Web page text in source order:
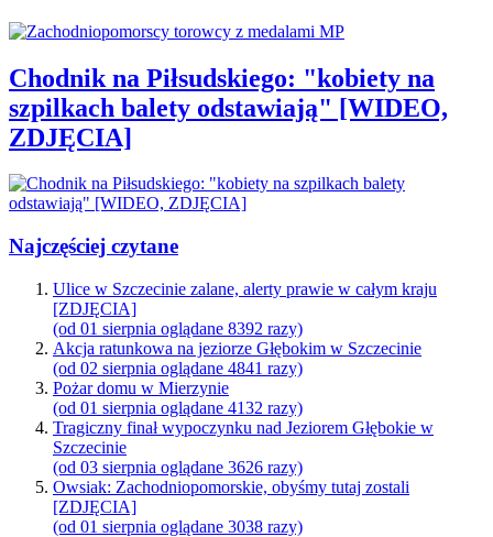
Chodnik na Piłsudskiego: "kobiety na
szpilkach balety odstawiają" [WIDEO,
ZDJĘCIA]
Najczęściej czytane
Ulice w Szczecinie zalane, alerty prawie w całym kraju
[ZDJĘCIA]
(od 01 sierpnia oglądane 8392 razy)
Akcja ratunkowa na jeziorze Głębokim w Szczecinie
(od 02 sierpnia oglądane 4841 razy)
Pożar domu w Mierzynie
(od 01 sierpnia oglądane 4132 razy)
Tragiczny finał wypoczynku nad Jeziorem Głębokie w
Szczecinie
(od 03 sierpnia oglądane 3626 razy)
Owsiak: Zachodniopomorskie, obyśmy tutaj zostali
[ZDJĘCIA]
(od 01 sierpnia oglądane 3038 razy)